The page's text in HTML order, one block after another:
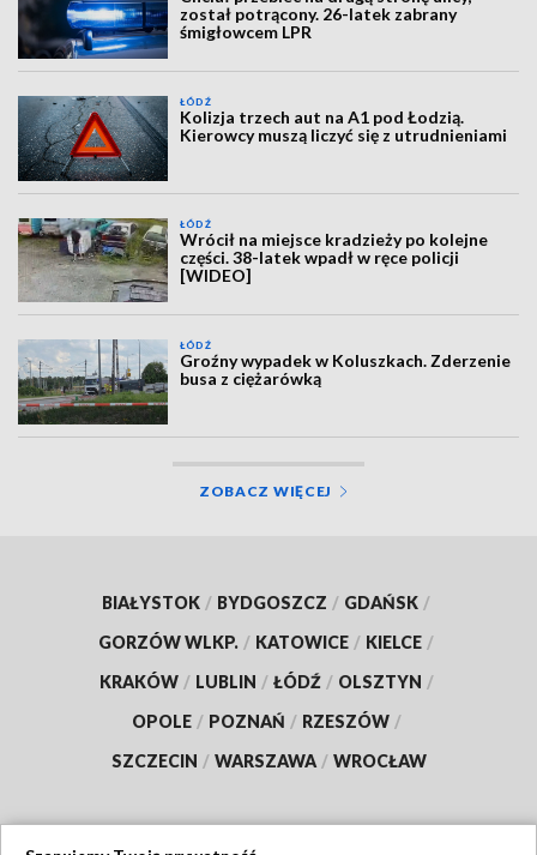
został potrącony. 26-latek zabrany
śmigłowcem LPR
ŁÓDŹ
Kolizja trzech aut na A1 pod Łodzią.
Kierowcy muszą liczyć się z utrudnieniami
ŁÓDŹ
Wrócił na miejsce kradzieży po kolejne
części. 38-latek wpadł w ręce policji
[WIDEO]
ŁÓDŹ
Groźny wypadek w Koluszkach. Zderzenie
busa z ciężarówką
ZOBACZ WIĘCEJ
BIAŁYSTOK / BYDGOSZCZ / GDAŃSK /
GORZÓW WLKP. / KATOWICE / KIELCE /
KRAKÓW / LUBLIN / ŁÓDŹ / OLSZTYN /
OPOLE / POZNAŃ / RZESZÓW /
SZCZECIN / WARSZAWA / WROCŁAW